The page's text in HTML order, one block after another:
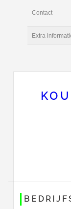
Profiel
Contact